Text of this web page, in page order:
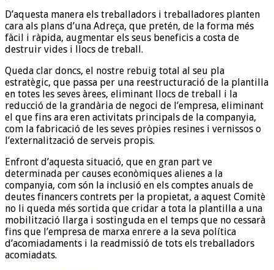
D’aquesta manera els treballadors i treballadores planten
cara als plans d’una Adreça, que pretén, de la forma més
fàcil i ràpida, augmentar els seus beneficis a costa de
destruir vides i llocs de treball.
Queda clar doncs, el nostre rebuig total al seu pla
estratègic, que passa per una reestructuració de la plantilla
en totes les seves àrees, eliminant llocs de treball i la
reducció de la grandària de negoci de l’empresa, eliminant
el que fins ara eren activitats principals de la companyia,
com la fabricació de les seves pròpies resines i vernissos o
l’externalització de serveis propis.
Enfront d’aquesta situació, que en gran part ve
determinada per causes econòmiques alienes a la
companyia, com són la inclusió en els comptes anuals de
deutes financers contrets per la propietat, a aquest Comitè
no li queda més sortida que cridar a tota la plantilla a una
mobilització llarga i sostinguda en el temps que no cessarà
fins que l’empresa de marxa enrere a la seva política
d’acomiadaments i la readmissió de tots els treballadors
acomiadats.